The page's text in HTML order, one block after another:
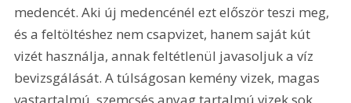
medencét. Aki új medencénél ezt először teszi meg,
és a feltöltéshez nem csapvizet, hanem saját kút
vizét használja, annak feltétlenül javasoljuk a víz
bevizsgálását. A túlságosan kemény vizek, magas
vastartalmú, szemcsés anyag tartalmú vizek sok